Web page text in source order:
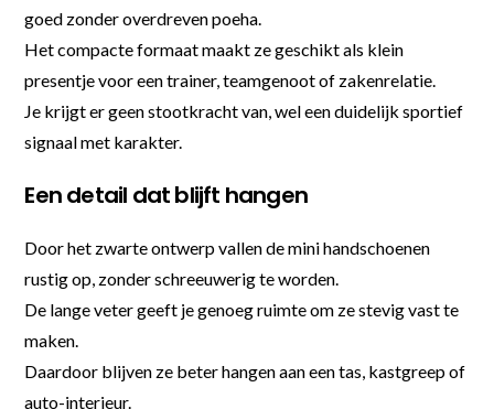
goed zonder overdreven poeha.
Het compacte formaat maakt ze geschikt als klein
presentje voor een trainer, teamgenoot of zakenrelatie.
Je krijgt er geen stootkracht van, wel een duidelijk sportief
signaal met karakter.
Een detail dat blijft hangen
Door het zwarte ontwerp vallen de mini handschoenen
rustig op, zonder schreeuwerig te worden.
De lange veter geeft je genoeg ruimte om ze stevig vast te
maken.
Daardoor blijven ze beter hangen aan een tas, kastgreep of
auto-interieur.